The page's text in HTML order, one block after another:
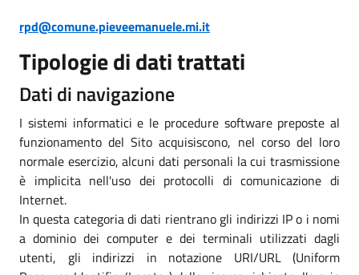
rpd@comune.pieveemanuele.mi.it
Tipologie di dati trattati
Dati di navigazione
I sistemi informatici e le procedure software preposte al
funzionamento del Sito acquisiscono, nel corso del loro
normale esercizio, alcuni dati personali la cui trasmissione
è implicita nell'uso dei protocolli di comunicazione di
Internet.
In questa categoria di dati rientrano gli indirizzi IP o i nomi
a dominio dei computer e dei terminali utilizzati dagli
utenti, gli indirizzi in notazione URI/URL (Uniform